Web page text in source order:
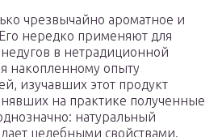
чрезвычайно ароматное и
нередко применяют для
в нетрадиционной
накопленному опыту
изучавших этот продукт
на практике полученные
натуральный
целебными свойствами.